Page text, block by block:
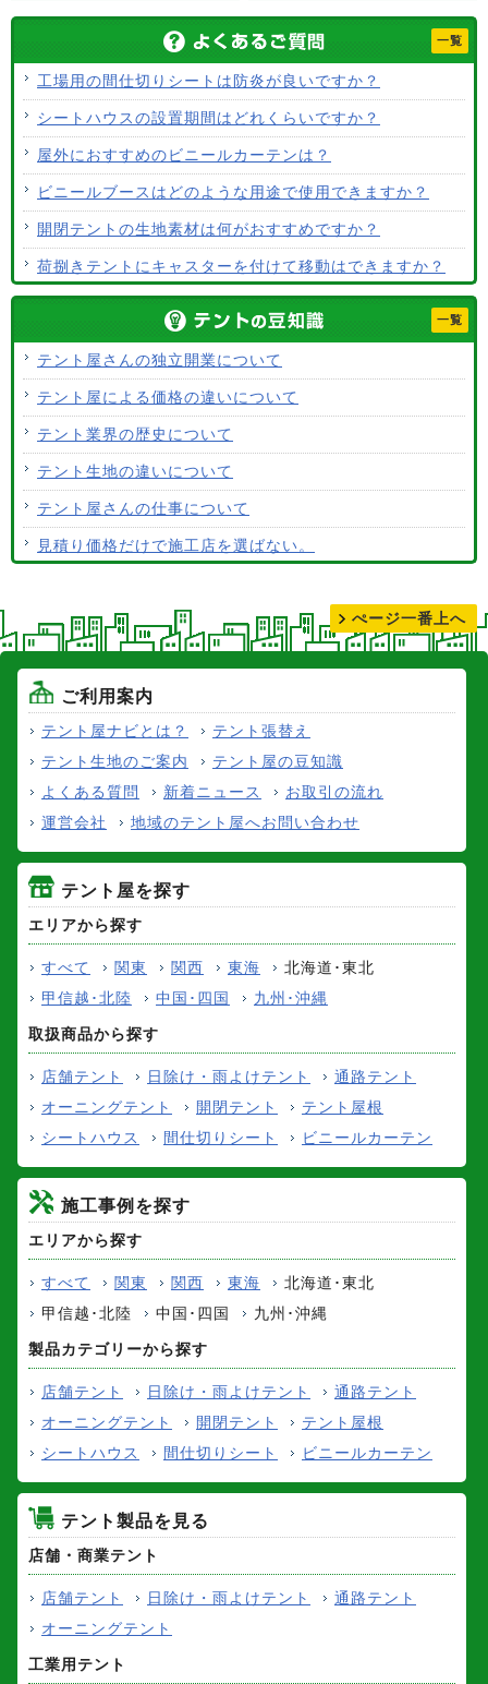
一覧
工場用の間仕切りシートは防炎が良いですか？
シートハウスの設置期間はどれくらいですか？
屋外におすすめのビニールカーテンは？
ビニールブースはどのような用途で使用できますか？
開閉テントの生地素材は何がおすすめですか？
荷捌きテントにキャスターを付けて移動はできますか？
使用するテント生地の違いは？
ALCなどにオーニングは設置できますか？
テント生地はクリーニングできますか？
一覧
テント屋さんの独立開業について
テント屋による価格の違いについて
テント業界の歴史について
テント生地の違いについて
テント屋さんの仕事について
見積り価格だけで施工店を選ばない。
ぺージ一番上へ
ご利用案内
テント屋ナビとは？
テント張替え
テント生地のご案内
テント屋の豆知識
よくある質問
新着ニュース
お取引の流れ
運営会社
地域のテント屋へお問い合わせ
テント屋を探す
エリアから探す
すべて 関東 関西 東海
北海道･東北
甲信越･北陸
中国･四国 九州･沖縄
取扱商品から探す
店舗テント 日除け・雨よけテント
通路テント
オーニングテント
開閉テント
テント屋根
シートハウス
間仕切りシート ビニールカーテン
施工事例を探す
エリアから探す
すべて 関東 関西 東海
北海道･東北
甲信越･北陸
中国･四国 九州･沖縄
製品カテゴリーから探す
店舗テント 日除け・雨よけテント
通路テント
オーニングテント
開閉テント
テント屋根
シートハウス
間仕切りシート ビニールカーテン
テント製品を見る
店舗・商業テント
店舗テント 日除け・雨よけテント
通路テント
オーニングテント
工業用テント